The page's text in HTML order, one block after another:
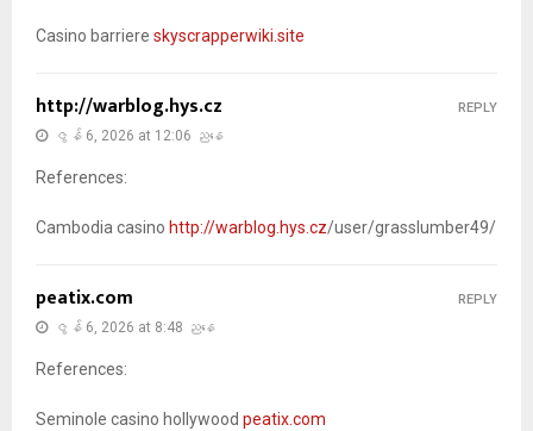
Casino barriere skyscrapperwiki.site
http://warblog.hys.cz
ဇွန် 6, 2026 at 12:06 ညနေ
References:
Cambodia casino http://warblog.hys.cz/user/grasslumber49/
REPLY
peatix.com
ဇွန် 6, 2026 at 8:48 ညနေ
References:
Seminole casino hollywood peatix.com
REPLY